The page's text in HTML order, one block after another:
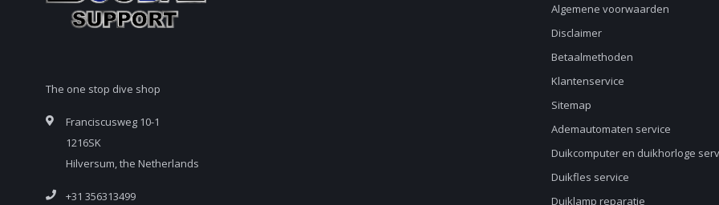
The one stop dive shop
Franciscusweg 10-1
1216SK
Hilversum, the Netherlands
+31 356313499
Algemene voorwaarden
Disclaimer
Betaalmethoden
Klantenservice
Sitemap
Ademautomaten service
Duikcomputer en duikhorloge
Duikfles service
Duiklamp reparatie